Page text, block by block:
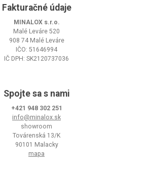
Fakturačné údaje
MINALOX s.r.o.
Malé Leváre 520
908 74 Malé Leváre
IČO: 51646994
IČ DPH: SK2120737036
Spojte sa s nami
+421 948 302 251
info@minalox.sk
showroom
Továrenská 13/K
90101 Malacky
mapa